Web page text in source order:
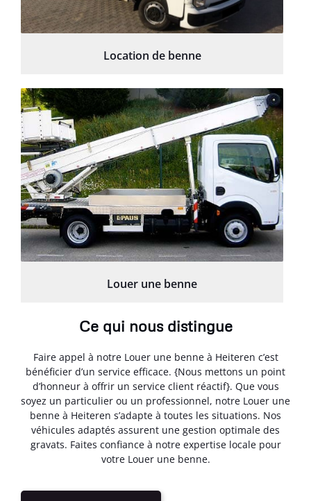
Location de benne
Louer une benne
Ce qui nous distingue
Faire appel à notre Louer une benne à Heiteren c’est
bénéficier d’un service efficace. {Nous mettons un point
d’honneur à offrir un service client réactif}. Que vous
soyez un particulier ou un professionnel, notre Louer une
benne à Heiteren s’adapte à toutes les situations. Nos
véhicules adaptés assurent une gestion optimale des
gravats. Faites confiance à notre expertise locale pour
votre Louer une benne.